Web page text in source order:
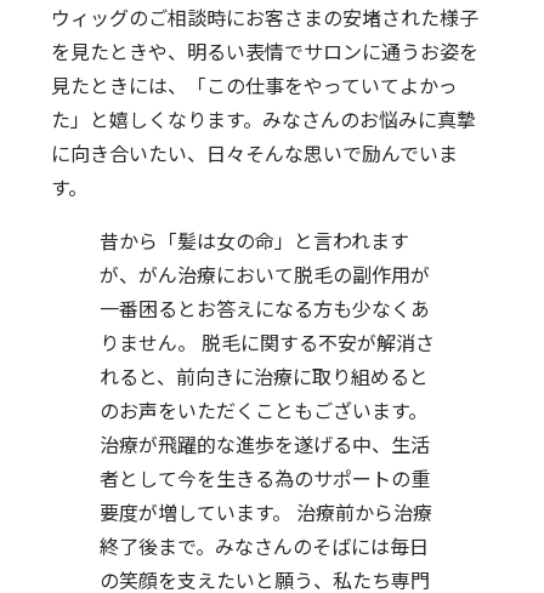
ウィッグのご相談時にお客さまの安堵された様子
を見たときや、明るい表情でサロンに通うお姿を
見たときには、「この仕事をやっていてよかっ
た」と嬉しくなります。みなさんのお悩みに真摯
に向き合いたい、日々そんな思いで励んでいま
す。
昔から「髪は女の命」と言われます
が、がん治療において脱毛の副作用が
一番困るとお答えになる方も少なくあ
りません。 脱毛に関する不安が解消さ
れると、前向きに治療に取り組めると
のお声をいただくこともございます。
治療が飛躍的な進歩を遂げる中、生活
者として今を生きる為のサポートの重
要度が増しています。 治療前から治療
終了後まで。みなさんのそばには毎日
の笑顔を支えたいと願う、私たち専門